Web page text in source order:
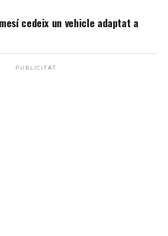
cedeix un vehicle adaptat a
PUBLICITAT